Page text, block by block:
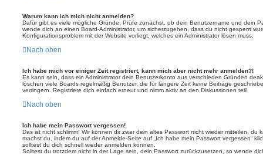
Warum kann ich mich nicht anmelden?
Dafür gibt es viele mögliche Gründe. Prüfe zunächst, ob dein Benutzername und dein
wende dich an einen Board-Administrator, um sicherzugehen, dass du nicht gesperrt
Konfigurationsproblem mit der Website vorliegt, welches ein Administrator lösen muss.
Nach oben
Ich habe mich vor einiger Zeit registriert, kann mich aber nicht mehr anmelden?!
Es kann sein, dass ein Administrator dein Benutzerkonto aus verschieden Gründen
löschen viele Boards regelmäßig Benutzer, die für längere Zeit keine Beiträge
verringern. Registriere dich einfach erneut und nimm aktiv an den Diskussionen teil!
Nach oben
Ich habe mein Passwort vergessen!
Das ist nicht schlimm! Wir können dir zwar dein altes Passwort nicht wieder mitteilen, du
machst du, indem du auf der Anmelde-Seite auf „Ich habe mein Passwort vergessen“
solltest du dich schnell wieder anmelden können.
Solltest du trotzdem nicht in der Lage sein, dein Passwort zurückzusetzen, so wende